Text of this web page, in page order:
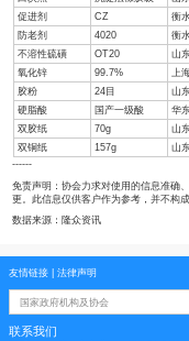
丁基橡胶 2030
丁基橡胶
丁腈橡胶
3305E
三元乙丙橡胶
J-4045
氯丁橡胶 CR322
炭黑 N220
炭黑
N330
炭黑
N660
白炭黑
沉淀法橡胶
防老剂 4020
不溶性硫磺
氧化锌
胶粉